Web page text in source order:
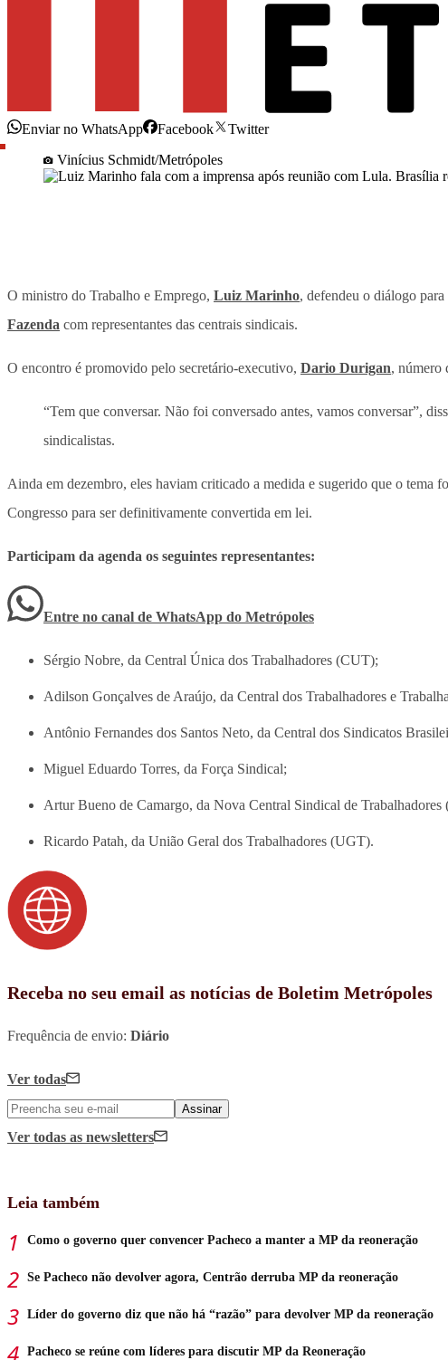
Enviar no WhatsApp Facebook
Twitter
Vinícius Schmidt/Metrópoles
O ministro do Trabalho e Emprego, Luiz Marinho, defendeu o diálogo
Fazenda com representantes das centrais sindicais.
O encontro é promovido pelo secretário-executivo, Dario Durigan, número
“Tem que conversar. Não foi conversado antes, vamos conversar”,
sindicalistas.
Ainda em dezembro, eles haviam criticado a medida e sugerido que o tema
Congresso para ser definitivamente convertida em lei.
Participam da agenda os seguintes representantes:
Entre no canal de WhatsApp do Metrópoles
Sérgio Nobre, da Central Única dos Trabalhadores (CUT);
Adilson Gonçalves de Araújo, da Central dos Trabalhadores e
Antônio Fernandes dos Santos Neto, da Central dos Sindicatos
Miguel Eduardo Torres, da Força Sindical;
Artur Bueno de Camargo, da Nova Central Sindical de Trabalhadores
Ricardo Patah, da União Geral dos Trabalhadores (UGT).
Receba no seu email as notícias de Boletim Metrópoles
Frequência de envio: Diário
Ver todas
Assinar
Ver todas as newsletters
Leia também
Como o governo quer convencer Pacheco a manter a MP da reoneração
Se Pacheco não devolver agora, Centrão derruba MP da reoneração
Líder do governo diz que não há “razão” para devolver MP da reoneração
Pacheco se reúne com líderes para discutir MP da Reoneração